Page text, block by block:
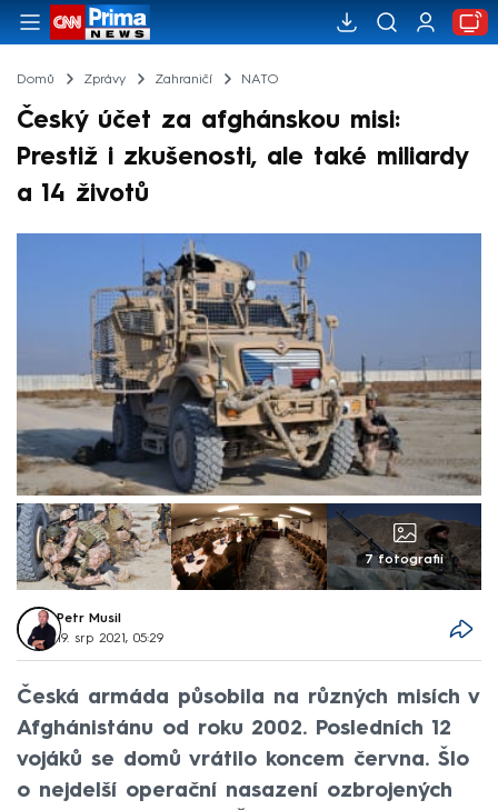
Domů Zprávy Zahraničí NATO
Český účet za afghánskou misi:
Prestiž i zkušenosti, ale také miliardy
a 14 životů
7 fotografií
Petr Musil
19. srp 2021, 05:29
Česká armáda působila na různých misích v
Afghánistánu od roku 2002. Posledních 12
vojáků se domů vrátilo koncem června. Šlo
o nejdelší operační nasazení ozbrojených